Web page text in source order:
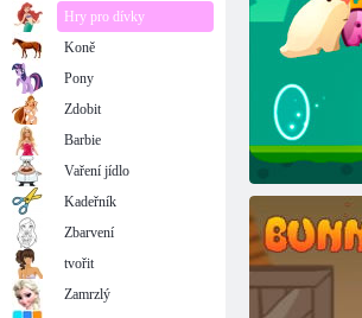
Hry pro dívky
Koně
Pony
Zdobit
Barbie
Vaření jídlo
Kadeřník
Zbarvení
tvořit
Zamrzlý